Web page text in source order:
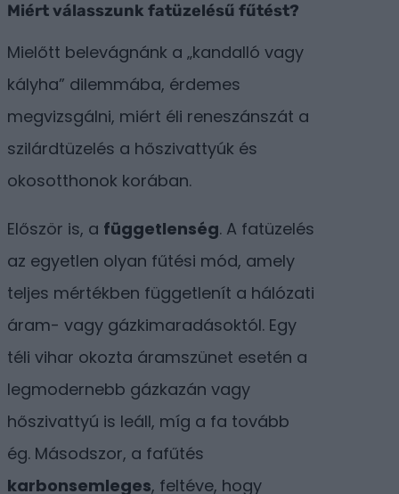
Miért válasszunk fatüzelésű fűtést?
Mielőtt belevágnánk a „kandalló vagy
kályha” dilemmába, érdemes
megvizsgálni, miért éli reneszánszát a
szilárdtüzelés a hőszivattyúk és
okosotthonok korában.
Először is, a függetlenség. A fatüzelés
az egyetlen olyan fűtési mód, amely
teljes mértékben függetlenít a hálózati
áram- vagy gázkimaradásoktól. Egy
téli vihar okozta áramszünet esetén a
legmodernebb gázkazán vagy
hőszivattyú is leáll, míg a fa tovább
ég. Másodszor, a fafűtés
karbonsemleges, feltéve, hogy